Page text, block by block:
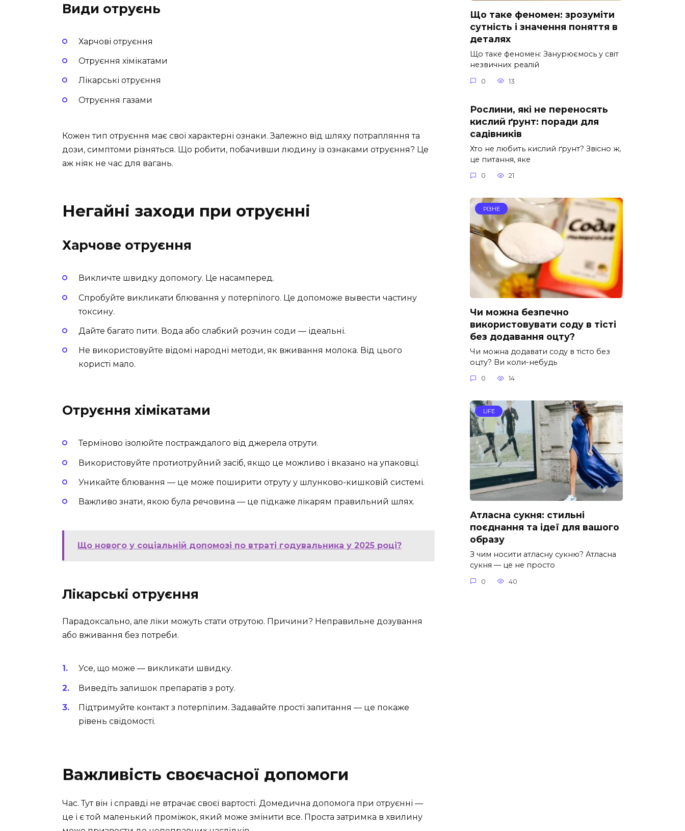
Види отруєнь
Харчові отруєння
Отруєння хімікатами
Лікарські отруєння
Отруєння газами
Кожен тип отруєння має свої характерні ознаки. Залежно від шляху потрапляння та
дози, симптоми різняться. Що робити, побачивши людину із ознаками отруєння? Це
аж ніяк не час для вагань.
Негайні заходи при отруєнні
Харчове отруєння
Викличте швидку допомогу. Це насамперед.
Спробуйте викликати блювання у потерпілого. Це допоможе вывести частину
токсину.
Дайте багато пити. Вода або слабкий розчин соди — ідеальні.
Не використовуйте відомі народні методи, як вживання молока. Від цього
користі мало.
Отруєння хімікатами
Терміново ізолюйте постраждалого від джерела отрути.
Використовуйте протиотруйний засіб, якщо це можливо і вказано на упаковці.
Уникайте блювання — це може поширити отруту у шлунково-кишковій системі.
Важливо знати, якою була речовина — це підкаже лікарям правильний шлях.
Що нового у соціальній допомозі по втраті годувальника у 2025 році?
Лікарські отруєння
Парадоксально, але ліки можуть стати отрутою. Причини? Неправильне дозування
або вживання без потреби.
Усе, що може — викликати швидку.
Виведіть залишок препаратів з роту.
Підтримуйте контакт з потерпілим. Задавайте прості запитання — це покаже
рівень свідомості.
Важливість своєчасної допомоги
Час. Тут він і справді не втрачає своєї вартості. Домедична допомога при отруєнні —
це і є той маленький проміжок, який може змінити все. Проста затримка в хвилину
Що таке феномен: зрозуміти
сутність і значення поняття в
деталях
Що таке феномен: Занурюємось у світ
незвичних реалій
0 13
Рослини, які не переносять
кислий ґрунт: поради для
садівників
Хто не любить кислий ґрунт? Звісно ж,
це питання, яке
0 21
РІЗНЕ
Чи можна безпечно
використовувати соду в тісті
без додавання оцту?
Чи можна додавати соду в тісто без
оцту? Ви коли-небудь
0 14
LIFE
Атласна сукня: стильні
поєднання та ідеї для вашого
образу
З чим носити атласну сукню? Атласна
сукня — це не просто
0 40